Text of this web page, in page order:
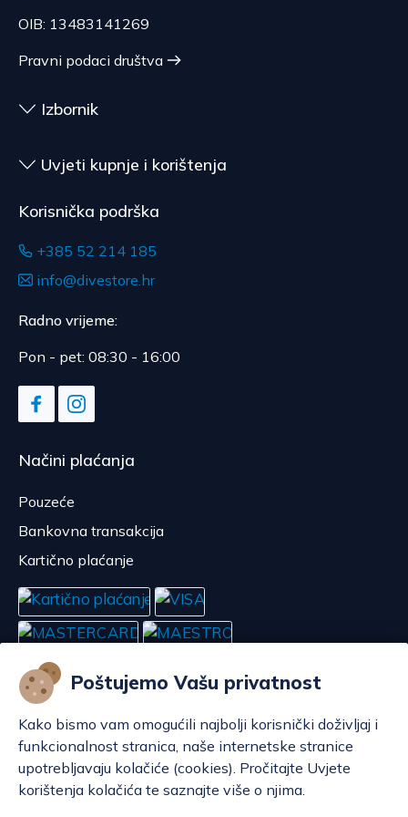
Poštujemo Vašu privatnost
Kako bismo vam omogućili najbolji korisnički doživljaj i
funkcionalnost stranica, naše internetske stranice
upotrebljavaju kolačiće (cookies). Pročitajte Uvjete
korištenja kolačića te saznajte više o njima.
roba koja zbog zdravstvenih ili higijenskih razloga
nakon dostave.
OIB: 13483141269
Pravni podaci društva
Izbornik
Uvjeti kupnje i korištenja
Korisnička podrška
+385 52 214 185
info@divestore.hr
Radno vrijeme:
Pon - pet: 08:30 - 16:00
Načini plaćanja
Pouzeće
Bankovna transakcija
Kartično plaćanje